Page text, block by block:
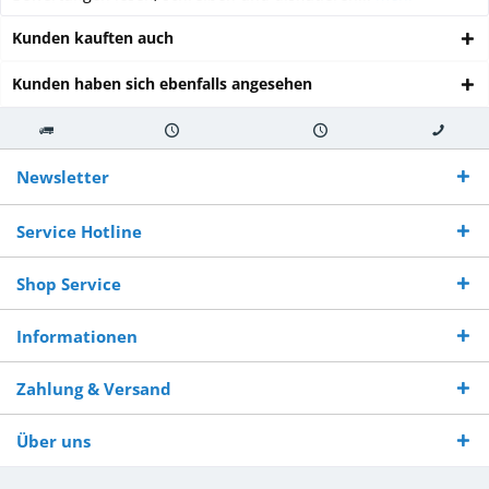
Kunden kauften auch
Kunden haben sich ebenfalls angesehen
Kostenloser
Versand ab €
250,-
Versand innerhalb von Versand von So erreichen
Sie uns 0160
970 511 90
Newsletter
Service Hotline
Shop Service
Informationen
Zahlung & Versand
Über uns